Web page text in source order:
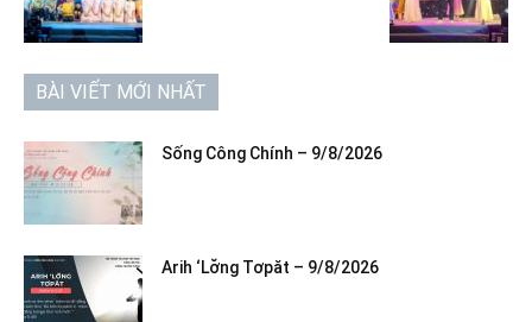
BÀI VIẾT MỚI NHẤT
Sống Công Chính – 9/8/2026
Arih ‘Lơ̆ng Tơpăt – 9/8/2026